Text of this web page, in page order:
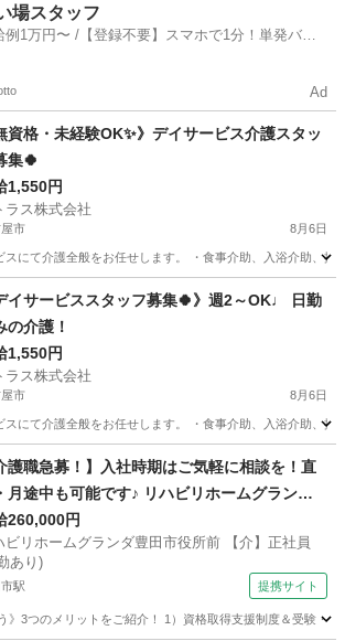
介護 スタッフ
場スタッフ
例1万円〜 /【登録不要】スマホで1分！単発バイ
Ad
資格・未経験OK✨》デイサービス介護スタッ
集🍀
1,550円
ラス株式会社
市 8月6日
スにて介護全般をお任せします。 ・食事介助、入浴介助、
介護イサービススタッフ募集🍀》週2～OK♩ 日勤
の介護！
1,550円
ラス株式会社
市 8月6日
スにて介護全般をお任せします。 ・食事介助、入浴介助、
介護
護職急募！】入社時期はご気軽に相談を！直
月途中も可能です♪ リハビリホームグランダ
市役所前 【介】正社員(夜勤あり) 老人介護施
タッフ
260,000円
ビリホームグランダ豊田市役所前 【介】正社員
あり)
駅 提携サイト
3つのメリットをご紹介！ 1）資格取得支援制度＆受験・